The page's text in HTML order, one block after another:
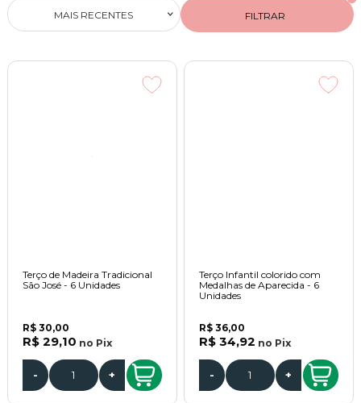
FILTRAR
MAIS RECENTES
Terço de Madeira Tradicional
São José - 6 Unidades
R$ 30,00
R$ 29,10 no Pix
- +
Terço Infantil colorido com
Medalhas de Aparecida - 6
Unidades
R$ 36,00
R$ 34,92 no Pix
- +